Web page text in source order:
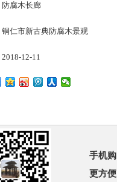
防腐木长廊
铜仁市新古典防腐木景观
2018-12-11
手机购
更方便